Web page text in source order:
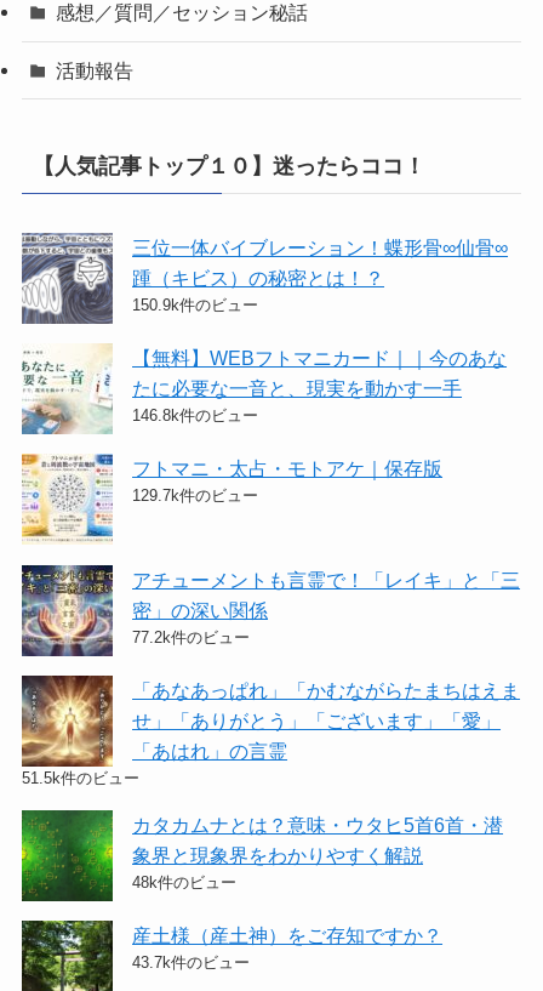
感想／質問／セッション秘話
活動報告
【人気記事トップ１０】迷ったらココ！
三位一体バイブレーション！蝶形骨∞仙骨∞
踵（キビス）の秘密とは！？
150.9k件のビュー
【無料】WEBフトマニカード｜｜今のあな
たに必要な一音と、現実を動かす一手
146.8k件のビュー
フトマニ・太占・モトアケ｜保存版
129.7k件のビュー
アチューメントも言霊で！「レイキ」と「三
密」の深い関係
77.2k件のビュー
「あなあっぱれ」「かむながらたまちはえま
せ」「ありがとう」「ございます」「愛」
「あはれ」の言霊
51.5k件のビュー
カタカムナとは？意味・ウタヒ5首6首・潜
象界と現象界をわかりやすく解説
48k件のビュー
産土様（産土神）をご存知ですか？
43.7k件のビュー